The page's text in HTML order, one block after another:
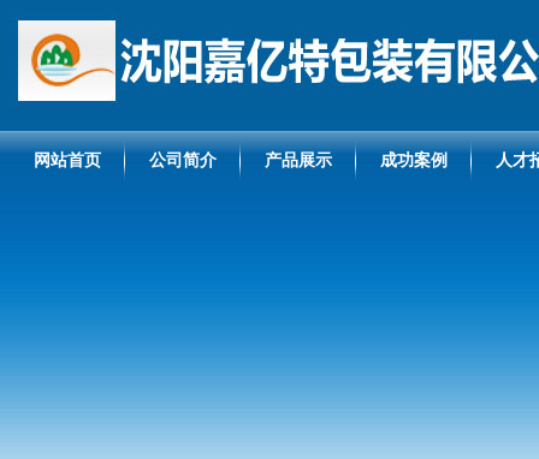
网站首页 公司简介 产品展示 成功案例 人才